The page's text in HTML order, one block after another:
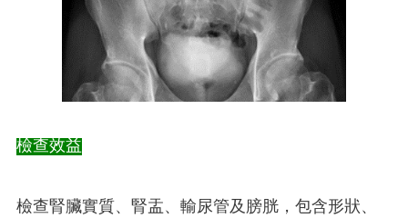
檢查效益
檢查腎臟實質、腎盂、輸尿管及膀胱，包含形狀、